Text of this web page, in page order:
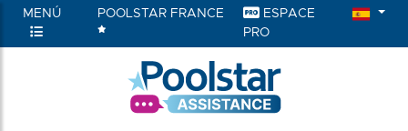
MENÚ POOLSTAR FRANCE
ESPACE
PRO